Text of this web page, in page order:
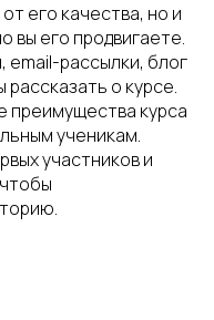
его качества, но и
вы его продвигаете.
email-рассылки, блог
о курсе.
преимущества курса
ученикам.
участников и